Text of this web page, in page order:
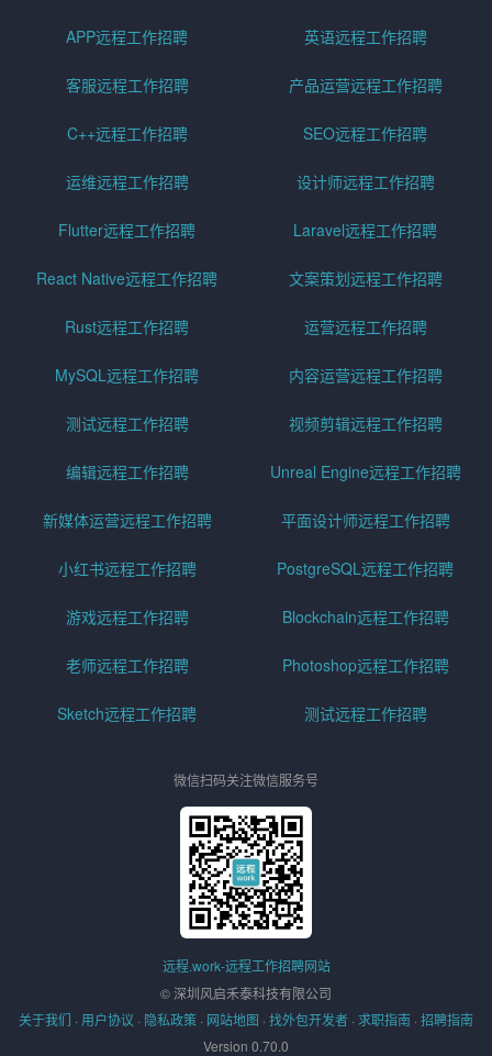
APP远程工作招聘 英语远程工作招聘
客服远程工作招聘 产品运营远程工作招聘
C++远程工作招聘 SEO远程工作招聘
运维远程工作招聘 设计师远程工作招聘
Flutter远程工作招聘 Laravel远程工作招聘
React Native远程工作招聘 文案策划远程工作招聘
Rust远程工作招聘 运营远程工作招聘
MySQL远程工作招聘 内容运营远程工作招聘
测试远程工作招聘 视频剪辑远程工作招聘
编辑远程工作招聘 Unreal Engine远程工作招聘
新媒体运营远程工作招聘 平面设计师远程工作招聘
小红书远程工作招聘 PostgreSQL远程工作招聘
游戏远程工作招聘 Blockchain远程工作招聘
老师远程工作招聘 Photoshop远程工作招聘
Sketch远程工作招聘 测试远程工作招聘
微信扫码关注微信服务号
远程.work-远程工作招聘网站
© 深圳风启禾泰科技有限公司
关于我们 · 用户协议 · 隐私政策 · 网站地图 · 找外包开发者 · 求职指南 · 招聘指南
Version 0.70.0